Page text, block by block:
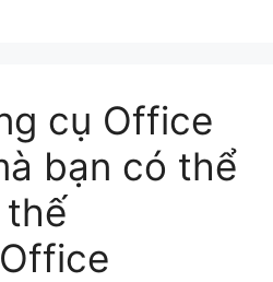
cụ Office
bạn có thể